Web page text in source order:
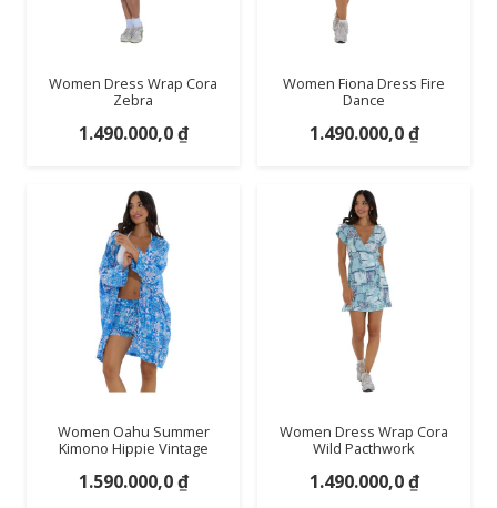
Women Dress Wrap Cora
Zebra
1.490.000,0₫
Women Fiona Dress Fire
Dance
1.490.000,0₫
Women Oahu Summer
Kimono Hippie Vintage
1.590.000,0₫
Women Dress Wrap Cora
Wild Pacthwork
1.490.000,0₫